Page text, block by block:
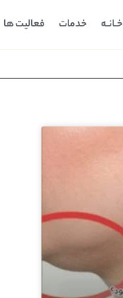
خـانـه خدمات فعالیت ها